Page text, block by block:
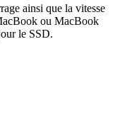
ainsi que la vitesse
ou MacBook
le SSD.